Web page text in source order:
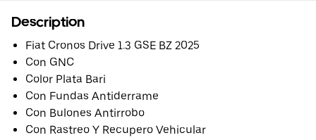
Description
Fiat Cronos Drive 1.3 GSE BZ 2025
Con GNC
Color Plata Bari
Con Fundas Antiderrame
Con Bulones Antirrobo
Con Rastreo Y Recupero Vehicular